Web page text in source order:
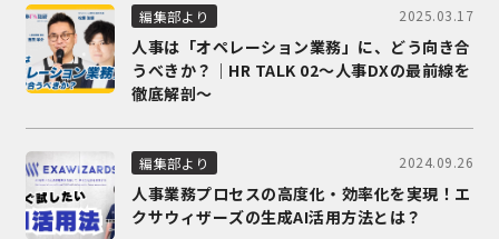
編集部より 2025.03.17
人事は「オペレーション業務」に、どう向き合
うべきか？｜HR TALK 02～人事DXの最前線を
徹底解剖～
編集部より 2024.09.26
人事業務プロセスの高度化・効率化を実現！エ
クサウィザーズの生成AI活用方法とは？